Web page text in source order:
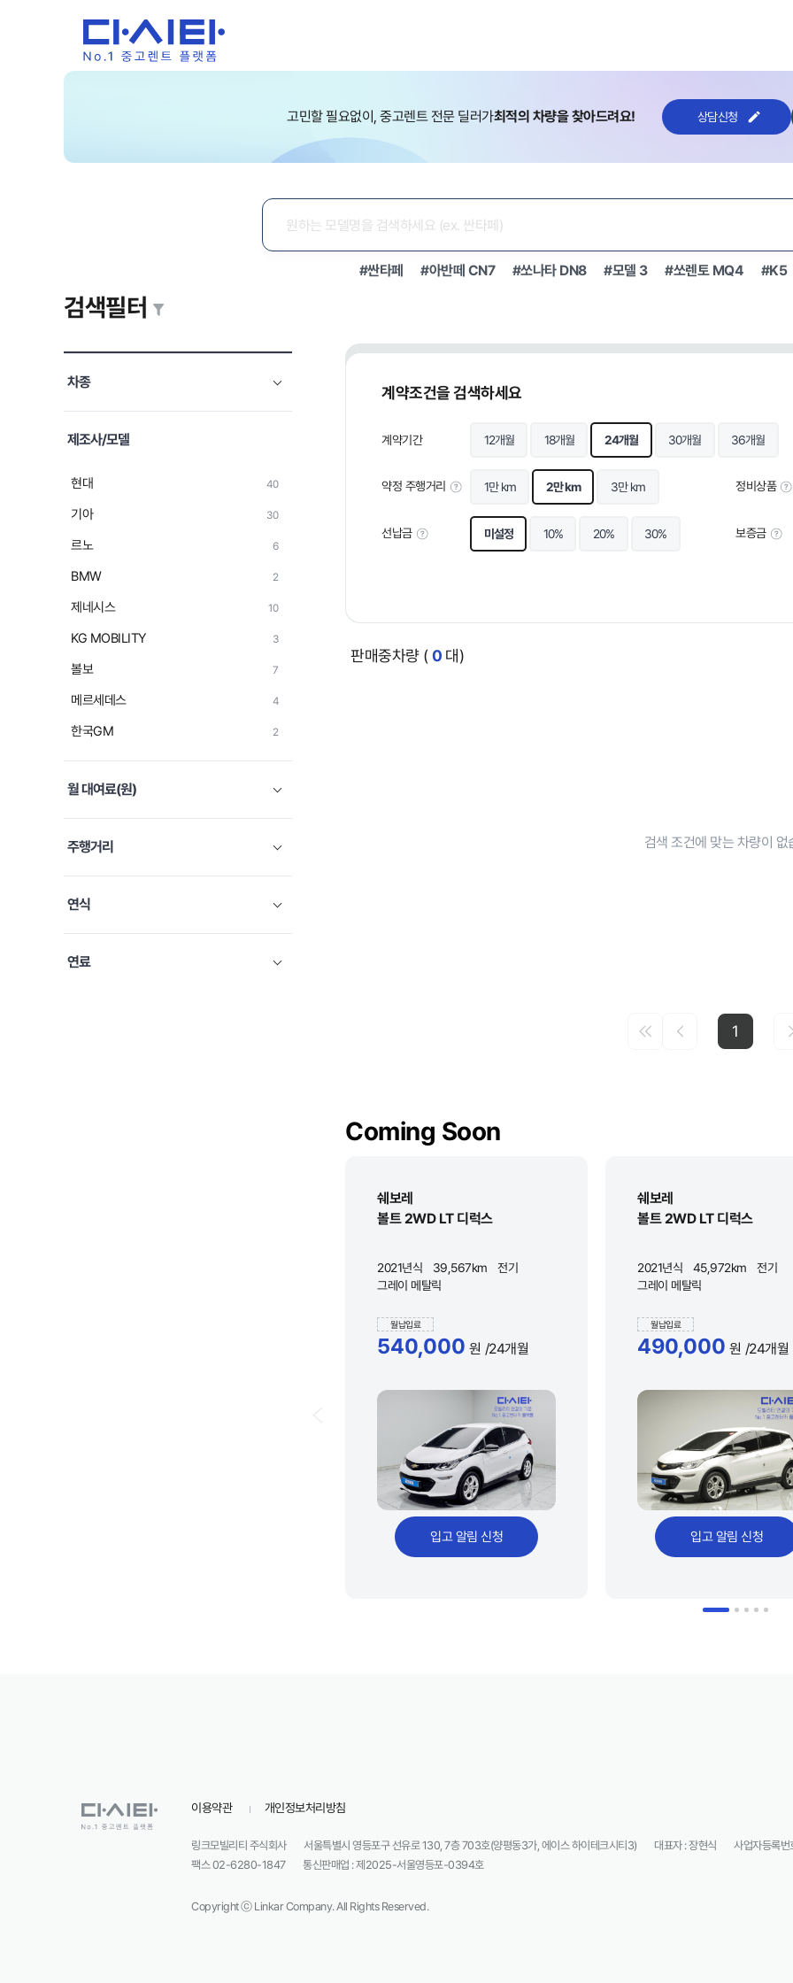
고민할 필요없이, 중고렌트 전문 딜러가최적의 차량을 찾아드려요! 상담신청
#싼타페 #아반떼 CN7 #쏘나타 DN8 #모델 3 #쏘렌토 MQ4 #K5
검색필터
차종
제조사/모델
현대 40
기아 30
르노 6
BMW 2
제네시스 10
KG MOBILITY 3
볼보 7
메르세데스 4
한국GM 2
폭스바겐 2
쉐보레 5
미니
아우디
월 대여료(원)
주행거리
연식
연료
계약조건을 검색하세요
계약기간 12개월 18개월 24개월 30개월 36개월
약정 주행거리 1만 km 2만 km 3만 km 정비상품
선납금 미설정 10% 20% 30% 보증금
판매중차량 ( 0 대)
검색 조건에 맞는 차량이 없
1
Coming Soon
쉐보레
볼트 2WD LT 디럭스
2021년식 39,567km
전기
그레이 메탈릭
월납입료
540,000 원 /24개월
입고 알림 신청
쉐보레
볼트 2WD LT 디럭스
2021년식 45,972km
전기
그레이 메탈릭
월납입료
490,000 원 /24개월
입고 알림 신청
이용약관 개인정보처리방침
링크모빌리티 주식회사 서울특별시 영등포구 선유로 130, 7층 703호(양평동3가, 에이스 하이테크시티3) 대표자 : 장현식
사업자등록
팩스 02-6280-1847
통신판매업 : 제2025-서울영등포-0394호
Copyright ⓒ Linkar Company. All Rights Reserved.